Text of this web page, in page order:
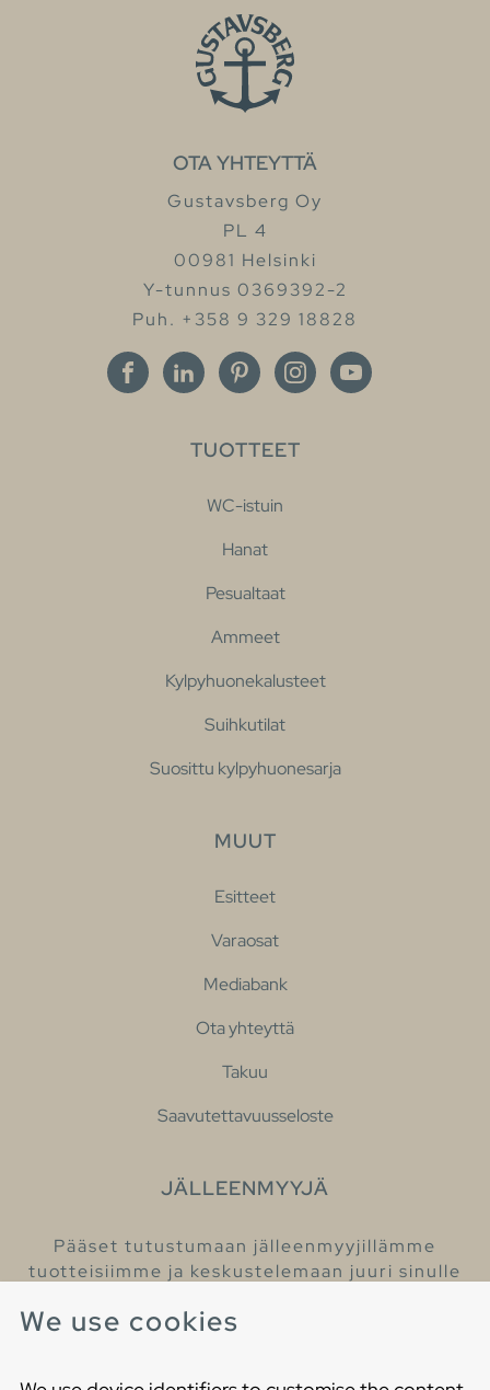
We use cookies
OTA YHTEYTTÄ
Gustavsberg Oy
PL 4
00981 Helsinki
Y-tunnus 0369392-2
Puh. +358 9 329 18828
TUOTTEET
WC-istuin
Hanat
Pesualtaat
Ammeet
Kylpyhuonekalusteet
Suihkutilat
Suosittu kylpyhuonesarja
MUUT
Esitteet
Varaosat
Mediabank
Ota yhteyttä
Takuu
Saavutettavuusseloste
JÄLLEENMYYJÄ
Pääset tutustumaan jälleenmyyjillämme
tuotteisiimme ja keskustelemaan juuri sinulle